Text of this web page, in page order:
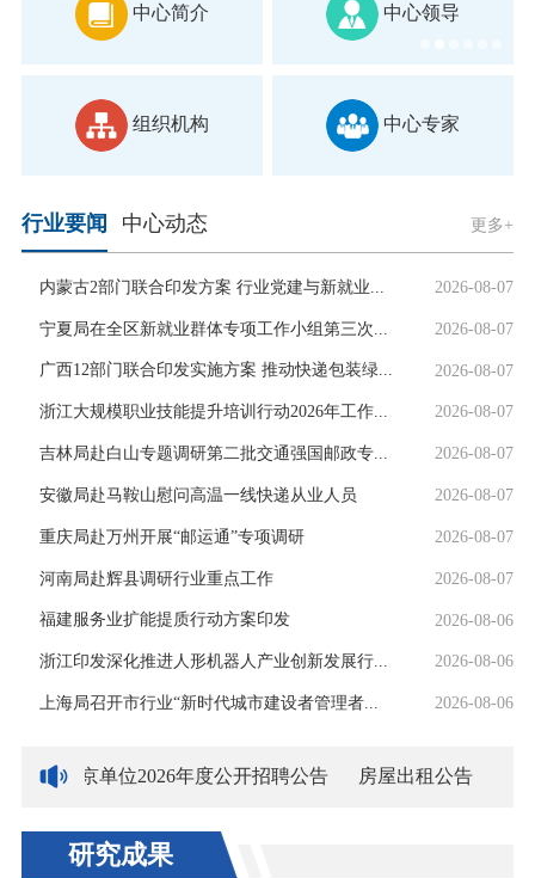
中心简介 中心领导
组织机构 中心专家
行业要闻 中心动态 更多+
内蒙古2部门联合印发方案 行业党建与新就业... 2026-08-07
宁夏局在全区新就业群体专项工作小组第三次... 2026-08-07
广西12部门联合印发实施方案 推动快递包装绿... 2026-08-07
浙江大规模职业技能提升培训行动2026年工作... 2026-08-07
吉林局赴白山专题调研第二批交通强国邮政专... 2026-08-07
安徽局赴马鞍山慰问高温一线快递从业人员 2026-08-07
重庆局赴万州开展“邮运通”专项调研 2026-08-07
河南局赴辉县调研行业重点工作 2026-08-07
福建服务业扩能提质行动方案印发 2026-08-06
浙江印发深化推进人形机器人产业创新发展行... 2026-08-06
上海局召开市行业“新时代城市建设者管理者... 2026-08-06
所属在京单位2026年度公开招聘公告 房屋出租公告
研究成果